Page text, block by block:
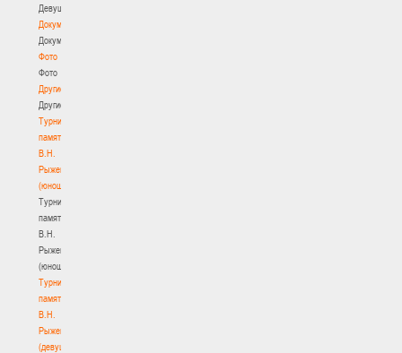
Девушки
Документы
Документы
Фото
Фото
Другие
Другие
Турнир
памяти
В.Н.
Рыженкова
(юноши)
Турнир
памяти
В.Н.
Рыженкова
(юноши)
Турнир
памяти
В.Н.
Рыженкова
(девушки)